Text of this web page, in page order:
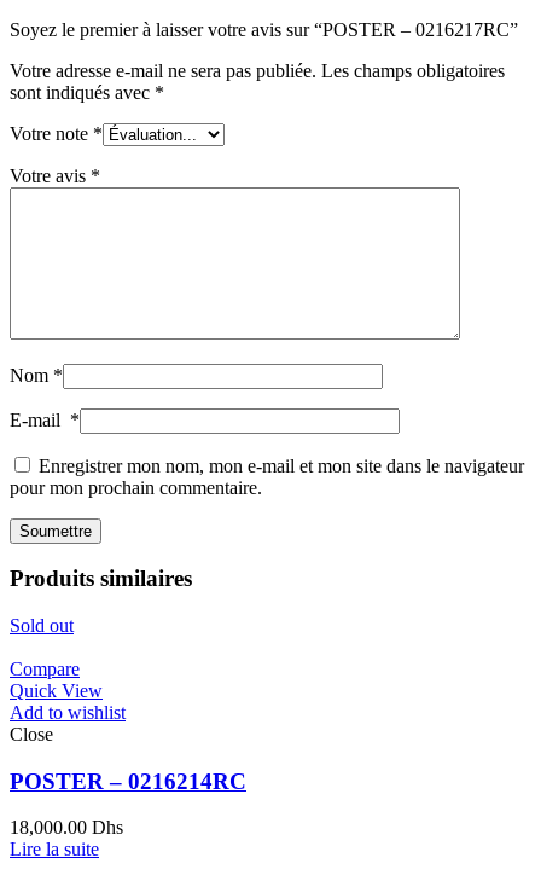
Soyez le premier à laisser votre avis sur “POSTER – 0216217RC”
Votre adresse e-mail ne sera pas publiée. Les champs obligatoires
sont indiqués avec *
Votre note *
Votre avis *
Nom *
E-mail *
Enregistrer mon nom, mon e-mail et mon site dans le navigateur
pour mon prochain commentaire.
Produits similaires
Sold out
Compare
Quick View
Add to wishlist
Close
POSTER – 0216214RC
18,000.00 Dhs
Lire la suite